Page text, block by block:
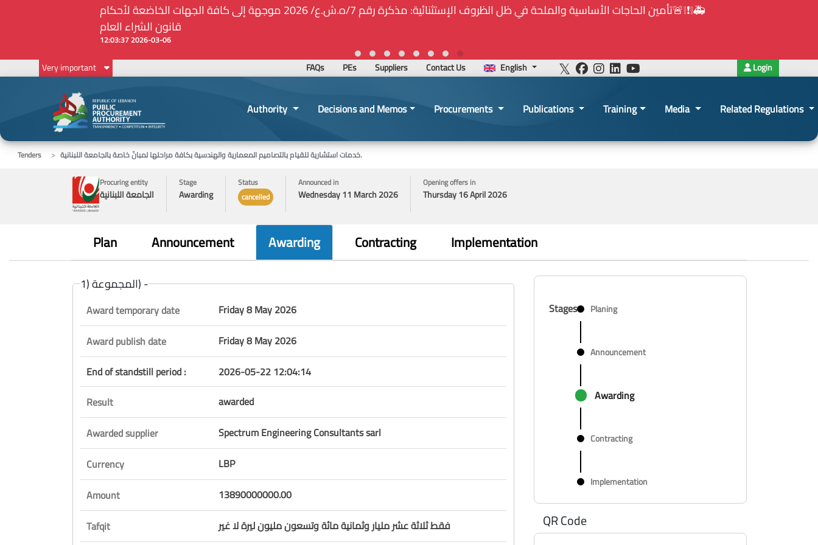
الأساسية والملحة في ظل الظروف الإستثنائية: مذكرة رقم 7/ه.ش.ع/ 2026 موجهة إلى كافة الجهات الخاضعة لأحكام
⚠️... ويكون النشر إلزامياً على المنصة الإلكترونيّة المركزيّة لدى هيئة الشراء العام... الخ. (المادة 109 : الشفافية)
Very important FAQs PEs Suppliers Contact Us English Login
Authority Decisions and Memos Procurements Publications Training Media Related Regulations
Tenders
خدمات استشارية للقيام بالتصاميم المعمارية والهندسية بكافة مراحلها لمبانً خاصة بالجامعة اللبنانية.
Procuring entity
الجامعة اللبنانية
Stage
Awarding
Status
cancelled
Announced in
Wednesday 11 March 2026
Opening offers in
Thursday 16 April 2026
Plan Announcement Awarding Contracting Implementation
المجموعة (1) -
Award temporary date
Friday 8 May 2026
Award publish date
Friday 8 May 2026
End of standstill period :
2026-05-22 12:04:14
Result
awarded
Awarded supplier
Spectrum Engineering Consultants sarl
Currency
LBP
Amount
13890000000.00
Tafqit
فقط ثلاثة عشر مليار وثمانية مائة وتسعون مليون ليرة لا غير
Stages Planing
Announcement
Awarding
Contracting
Implementation
QR Code